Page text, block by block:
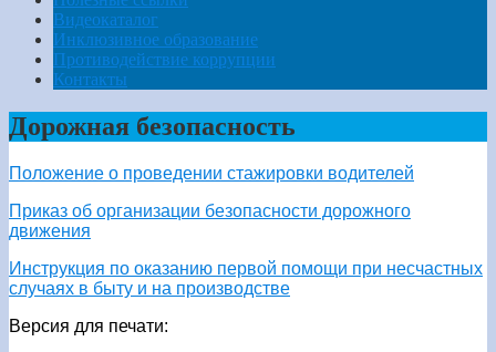
Видеокаталог
Инклюзивное образование
Противодействие коррупции
Контакты
Дорожная безопасность
Положение о проведении стажировки водителей
Приказ об организации безопасности дорожного
движения
Инструкция по оказанию первой помощи при несчастных
случаях в быту и на производстве
Версия для печати: